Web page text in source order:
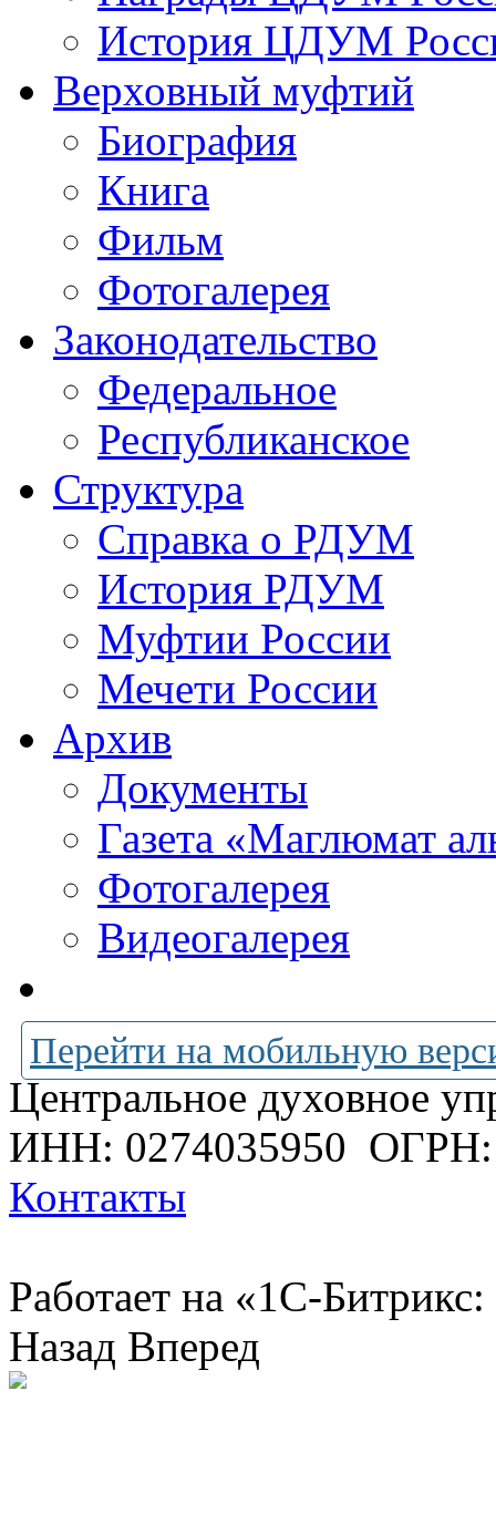
История ЦДУМ
Верховный муфтий
Биография
Книга
Фильм
Фотогалерея
Законодательство
Федеральное
Республиканское
Структура
Справка о РДУМ
История РДУМ
Муфтии России
Мечети России
Архив
Документы
Газета «Маглюмат
Фотогалерея
Видеогалерея
Перейти на мобильную
Центральное духовное
ИНН: 0274035950 ОГРН:
Контакты
Работает на «1С-
Назад Вперед